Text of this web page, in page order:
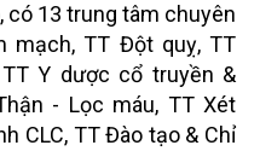
có 13 trung tâm chuyên
mạch, TT Đột quỵ, TT
Y dược cổ truyền &
- Lọc máu, TT Xét
CLC, TT Đào tạo & Chỉ